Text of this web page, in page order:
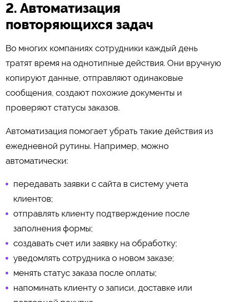
2. Автоматизация
повторяющихся задач
Во многих компаниях сотрудники каждый день
тратят время на однотипные действия. Они вручную
копируют данные, отправляют одинаковые
сообщения, создают похожие документы и
проверяют статусы заказов.
Автоматизация помогает убрать такие действия из
ежедневной рутины. Например, можно
автоматически:
передавать заявки с сайта в систему учета
клиентов;
отправлять клиенту подтверждение после
заполнения формы;
создавать счет или заявку на обработку;
уведомлять сотрудника о новом заказе;
менять статус заказа после оплаты;
напоминать клиенту о записи, доставке или